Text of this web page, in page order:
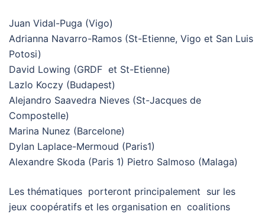
Juan Vidal-Puga (Vigo)
Adrianna Navarro-Ramos (St-Etienne, Vigo et San Luis
Potosi)
David Lowing (GRDF et St-Etienne)
Lazlo Koczy (Budapest)
Alejandro Saavedra Nieves (St-Jacques de
Compostelle)
Marina Nunez (Barcelone)
Dylan Laplace-Mermoud (Paris1)
Alexandre Skoda (Paris 1) Pietro Salmoso (Malaga)
Les thématiques porteront principalement sur les
jeux coopératifs et les organisation en coalitions